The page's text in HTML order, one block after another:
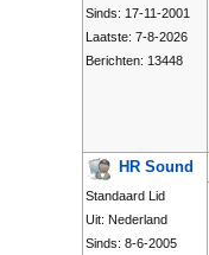
Sinds: 17-11-2001
Laatste: 7-8-2026
Berichten: 13448
HR Sound
Standaard Lid
Uit: Nederland
Sinds: 8-6-2005